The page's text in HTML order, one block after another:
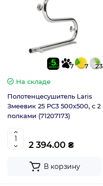
7 7
23
На складе
Полотенцесушитель Laris
Змеевик 25 РС3 500х500, с 2
полками (71207173)
2 394.00 ₴
В корзину